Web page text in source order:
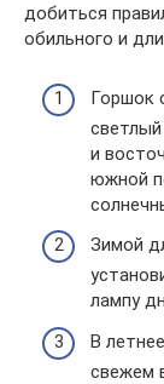
добиться
обильного и
Горшок
и
южной
Зимой
лампу
В
свежем